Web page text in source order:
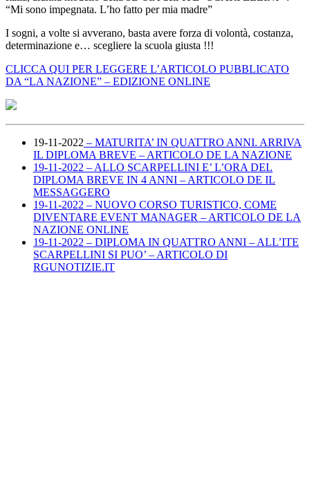
“Mi sono impegnata. L’ho fatto per mia madre”
I sogni, a volte si avverano, basta avere forza di volontà, costanza,
determinazione e… scegliere la scuola giusta !!!
CLICCA QUI PER LEGGERE L’ARTICOLO PUBBLICATO
DA “LA NAZIONE” – EDIZIONE ONLINE
19-11-2022 – MATURITA’ IN QUATTRO ANNI. ARRIVA
IL DIPLOMA BREVE – ARTICOLO DE LA NAZIONE
19-11-2022 – ALLO SCARPELLINI E’ L’ORA DEL
DIPLOMA BREVE IN 4 ANNI – ARTICOLO DE IL
MESSAGGERO
19-11-2022 – NUOVO CORSO TURISTICO, COME
DIVENTARE EVENT MANAGER – ARTICOLO DE LA
NAZIONE ONLINE
19-11-2022 – DIPLOMA IN QUATTRO ANNI – ALL’ITE
SCARPELLINI SI PUO’ – ARTICOLO DI
RGUNOTIZIE.IT